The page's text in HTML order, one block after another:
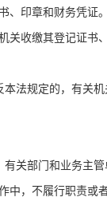
、印章和财务凭证
关收缴其登记证书
法规定的，有关
关部门和业务主
中，不履行职责或